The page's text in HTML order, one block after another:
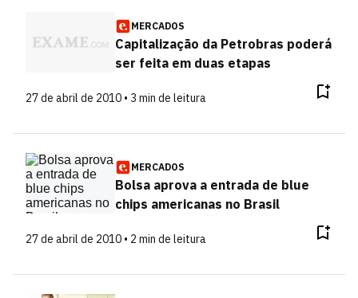
MERCADOS
Capitalização da Petrobras poderá
ser feita em duas etapas
27 de abril de 2010 • 3 min de leitura
MERCADOS
Bolsa aprova a entrada de blue
chips americanas no Brasil
27 de abril de 2010 • 2 min de leitura